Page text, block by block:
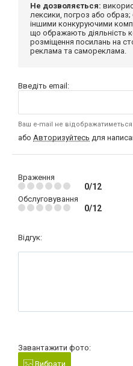
Не дозволяється:
лексики, погроз або
іншими конкуруючими
що ображають діяльність
розміщення посилань на
реклама та самореклама.
Введіть email:
Ваш e-mail не відображатиметься
або Авторизуйтесь для
Враження
0/12
Обслуговування
0/12
Відгук:
Завантажити фото:
Вибрати